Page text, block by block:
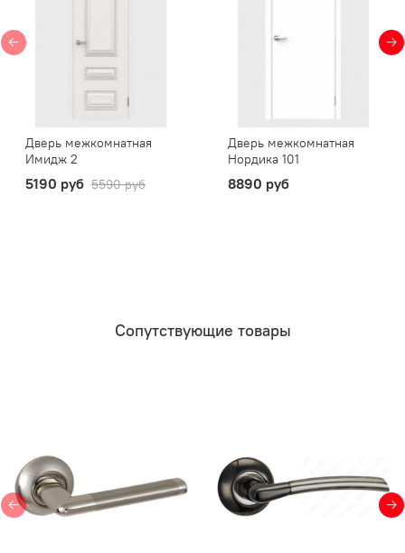
Дверь межкомнатная
Имидж 2
5190 руб 5590 руб
Дверь межкомнатная
Нордика 101
8890 руб
Сопутствующие товары